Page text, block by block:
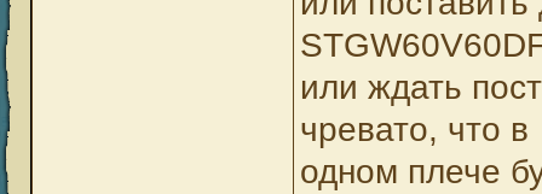
или ждать
чревато, что в
одном плече